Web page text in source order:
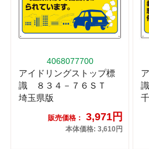
4068077700
アイドリングストップ標
識 ８３４－７６ＳＴ
埼玉県版
販売価格： 3,971円
本体価格: 3,610円